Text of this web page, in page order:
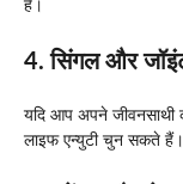
हैं।
4. सिंगल और
यदि आप अपने जीवनसाथी
लाइफ एन्युटी चुन सकते हैं।